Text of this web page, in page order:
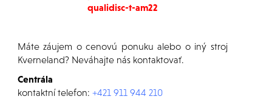
qualidisc-t-am22
Máte záujem o cenovú ponuku alebo o iný stroj
Kverneland? Neváhajte nás kontaktovať.
Centrála
kontaktní telefon: +421 911 944 210